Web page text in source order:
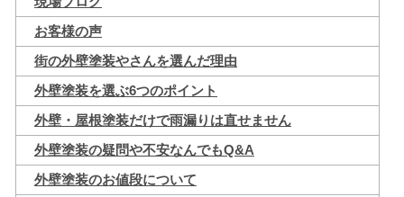
お客様の声
街の外壁塗装やさんを選んだ理由
外壁塗装を選ぶ6つのポイント
外壁・屋根塗装だけで雨漏りは直せません
外壁塗装の疑問や不安なんでもQ&A
外壁塗装のお値段について